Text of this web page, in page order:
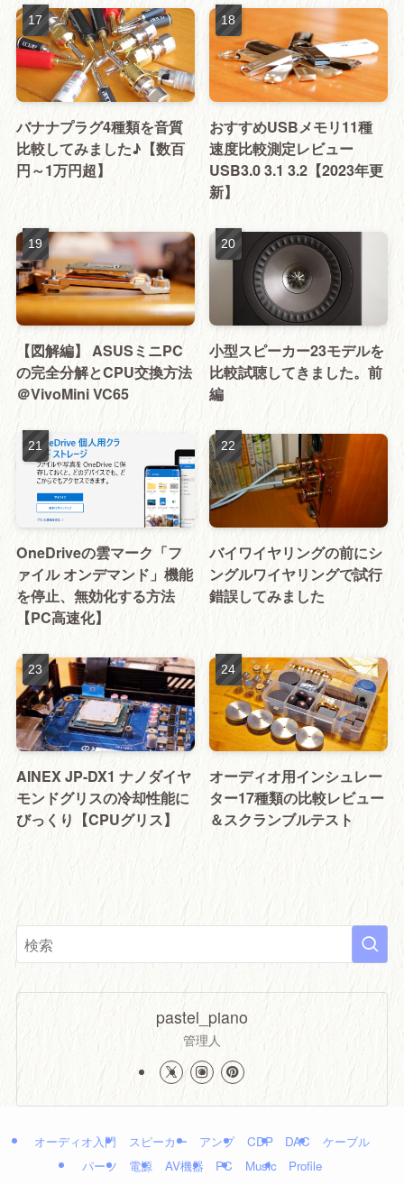
バナナプラグ4種類を音質
比較してみました♪【数百
円～1万円超】
おすすめUSBメモリ11種
速度比較測定レビュー
USB3.0 3.1 3.2【2023年更
新】
【図解編】 ASUSミニPC
の完全分解とCPU交換方法
＠VivoMini VC65
小型スピーカー23モデルを
比較試聴してきました。前
編
OneDriveの雲マーク「フ
ァイル オンデマンド」機能
を停止、無効化する方法
【PC高速化】
バイワイヤリングの前にシ
ングルワイヤリングで試行
錯誤してみました
AINEX JP-DX1 ナノダイヤ
モンドグリスの冷却性能に
びっくり【CPUグリス】
オーディオ用インシュレー
ター17種類の比較レビュー
＆スクランブルテスト
pastel_piano
管理人
オーディオ入門 スピーカー アンプ CDP DAC
ケーブル
パーツ
電源 AV機器 PC Music
Profile